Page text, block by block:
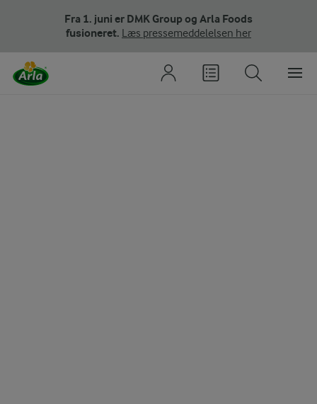
Fra 1. juni er DMK Group og Arla Foods
fusioneret. Læs pressemeddelelsen her